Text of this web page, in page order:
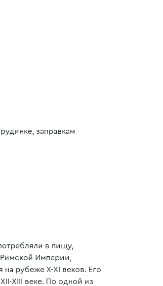
заправкам
в пищу,
Римской Империи,
рубеже X-XI веков. Его
XIII веке. По одной из